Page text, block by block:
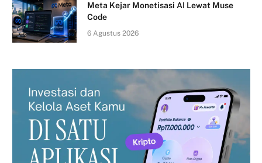
Meta Kejar Monetisasi AI Lewat Muse
Code
6 Agustus 2026